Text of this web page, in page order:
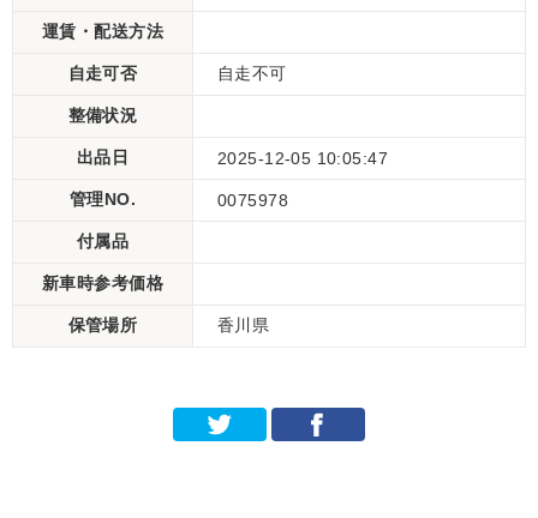
運賃・配送方法
自走可否 自走不可
整備状況
出品日 2025-12-05 10:05:47
管理NO. 0075978
付属品
新車時参考価格
保管場所 香川県